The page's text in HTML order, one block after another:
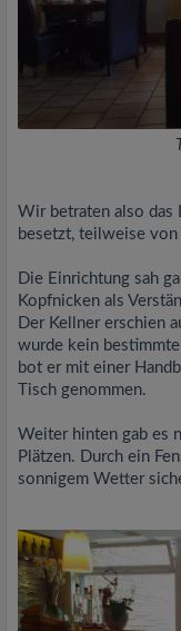
Wir betraten also das
besetzt, teilweise
Die Einrichtung sah
Kopfnicken als
Der Kellner erschien
wurde kein
bot er mit einer
Tisch genommen.
Weiter hinten gab es
Plätzen. Durch ein
sonnigem Wetter